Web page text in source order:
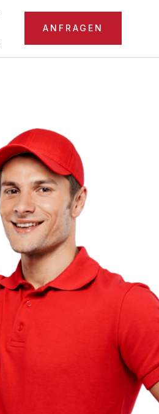
ANFRAGEN